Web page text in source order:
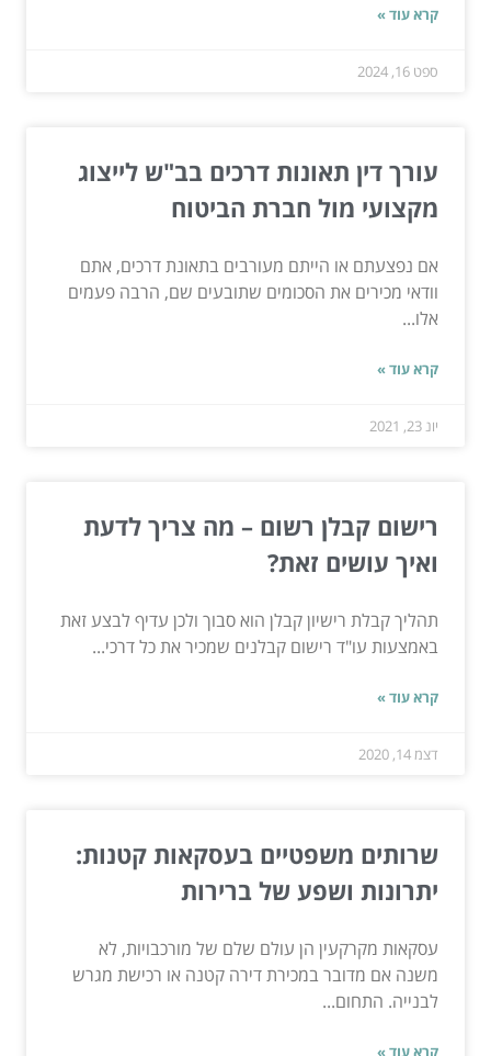
קרא עוד »
ספט 16, 2024
עורך דין תאונות דרכים בב"ש לייצוג
מקצועי מול חברת הביטוח
אם נפצעתם או הייתם מעורבים בתאונת דרכים, אתם
וודאי מכירים את הסכומים שתובעים שם, הרבה פעמים
אלו...
קרא עוד »
יונ 23, 2021
רישום קבלן רשום – מה צריך לדעת
ואיך עושים זאת?
תהליך קבלת רישיון קבלן הוא סבוך ולכן עדיף לבצע זאת
באמצעות עו"ד רישום קבלנים שמכיר את כל דרכי...
קרא עוד »
דצמ 14, 2020
שרותים משפטיים בעסקאות קטנות:
יתרונות ושפע של ברירות
עסקאות מקרקעין הן עולם שלם של מורכבויות, לא
משנה אם מדובר במכירת דירה קטנה או רכישת מגרש
לבנייה. התחום...
קרא עוד »